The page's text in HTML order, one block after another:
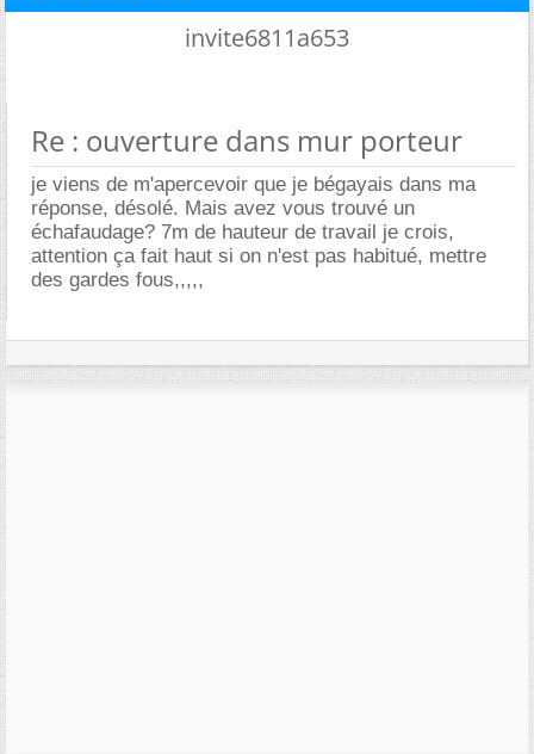
invite6811a653
Re : ouverture dans mur porteur
je viens de m'apercevoir que je bégayais dans ma
réponse, désolé. Mais avez vous trouvé un
échafaudage? 7m de hauteur de travail je crois,
attention ça fait haut si on n'est pas habitué, mettre
des gardes fous,,,,,